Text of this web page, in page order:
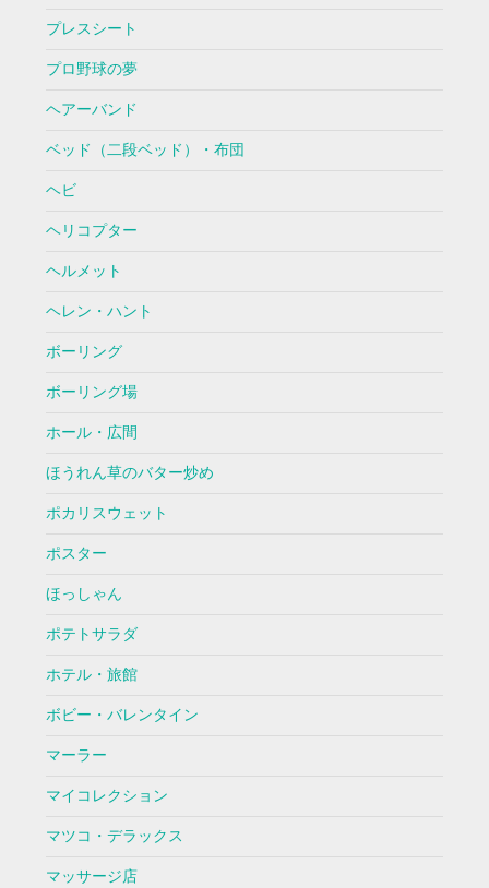
プレスシート
プロ野球の夢
ヘアーバンド
ベッド（二段ベッド）・布団
ヘビ
ヘリコプター
ヘルメット
ヘレン・ハント
ボーリング
ボーリング場
ホール・広間
ほうれん草のバター炒め
ポカリスウェット
ポスター
ほっしゃん
ポテトサラダ
ホテル・旅館
ボビー・バレンタイン
マーラー
マイコレクション
マツコ・デラックス
マッサージ店